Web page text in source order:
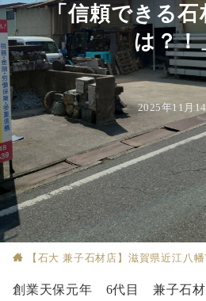
「信頼できる石
は？！
2025年11月
【石大 兼子石材店】滋賀県近江八幡
創業天保元年 6代目 兼子石